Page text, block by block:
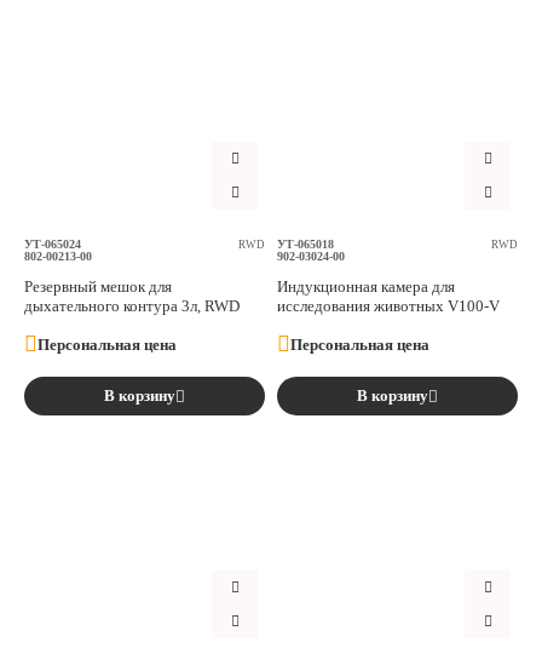
УТ-065024
802-00213-00
RWD
Резервный мешок для
дыхательного контура 3л, RWD
Персональная цена
В корзину
УТ-065018
902-03024-00
RWD
Индукционная камера для
исследования животных V100-V
Персональная цена
В корзину